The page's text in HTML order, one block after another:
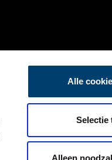
Alle
Selectie
Alleen